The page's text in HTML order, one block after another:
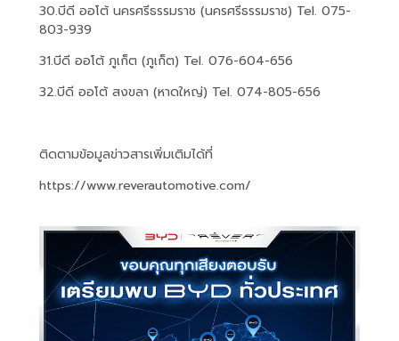
30.บีดี ออโต้ นครศรีธรรมราช (นครศรีธรรมราช) Tel. 075-
803-939
31.บีดี ออโต้ ภูเก็ต (ภูเก็ต) Tel. 076-604-656
32.บีดี ออโต้ สงขลา (หาดใหญ่) Tel. 074-805-656
ติดตามข้อมูลข่าวสารเพิ่มเติมได้ที่
https://www.reverautomotive.com/